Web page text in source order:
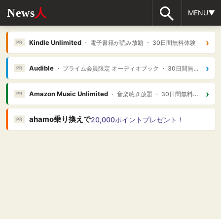
News人 MENU▼
PR Kindle Unlimited・ 電子書籍が読み放題 ・ 30日間無料体験 ›
PR Audible・ プライム会員限定 オーディオブック ・ 30日間無料体験 ›
PR Amazon Music Unlimited・ 音楽聴き放題 ・ 30日間無料体験 ›
PR ahamo乗り換えで20,000ポイントプレゼント！